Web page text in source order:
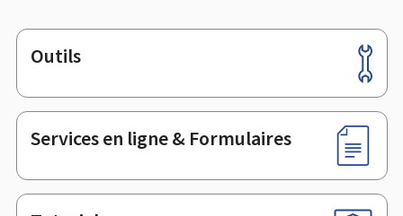
Pied
de
page
Outils
Services en ligne & Formulaires